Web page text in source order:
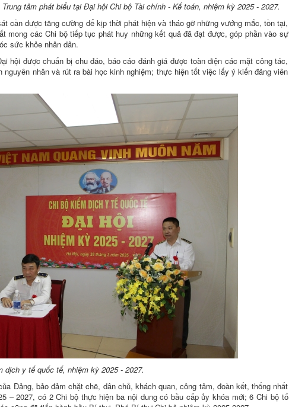
tâm phát biểu tại Đại hội Chi bộ Tài chính - Kế toán, nhiệm kỳ 2025 - 2027.
cần được tăng cường để kịp thời phát hiện và tháo gỡ những vướng mắc, tồn tại,
mong các Chi bộ tiếp tục phát huy những kết quả đã đạt được, góp phần vào sự
sức khỏe nhân dân.
hội được chuẩn bị chu đáo, báo cáo đánh giá được toàn diện các mặt công tác,
nhân và rút ra bài học kinh nghiệm; thực hiện tốt việc lấy ý kiến đảng viên
dịch y tế quốc tế, nhiệm kỳ 2025 - 2027.
Đảng, bảo đảm chặt chẽ, dân chủ, khách quan, công tâm, đoàn kết, thống nhất
– 2027, có 2 Chi bộ thực hiện ba nội dung có bầu cấp ủy khóa mới; 6 Chi bộ tổ